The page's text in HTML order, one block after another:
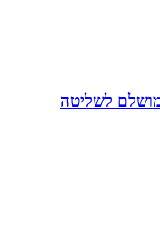
לשליטה